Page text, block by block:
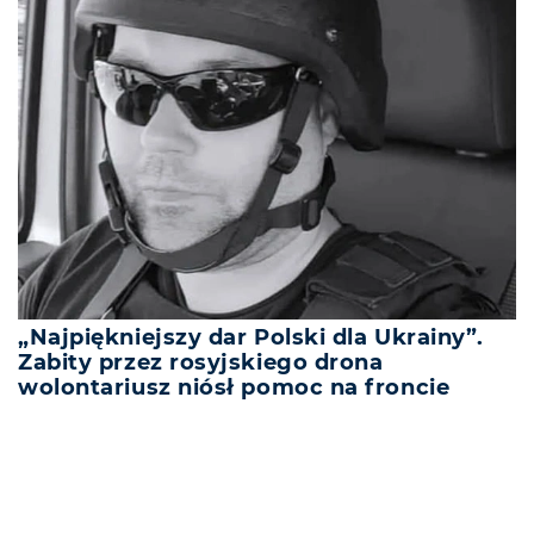
„Najpiękniejszy dar Polski dla Ukrainy”.
Zabity przez rosyjskiego drona
wolontariusz niósł pomoc na froncie